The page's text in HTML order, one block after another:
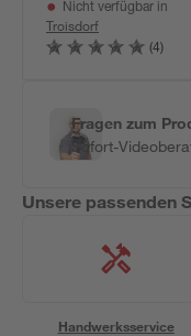
Nicht verfügbar in
Troisdorf
(4)
Fragen zum
Sofort-
Unsere passenden
Handwerksservice